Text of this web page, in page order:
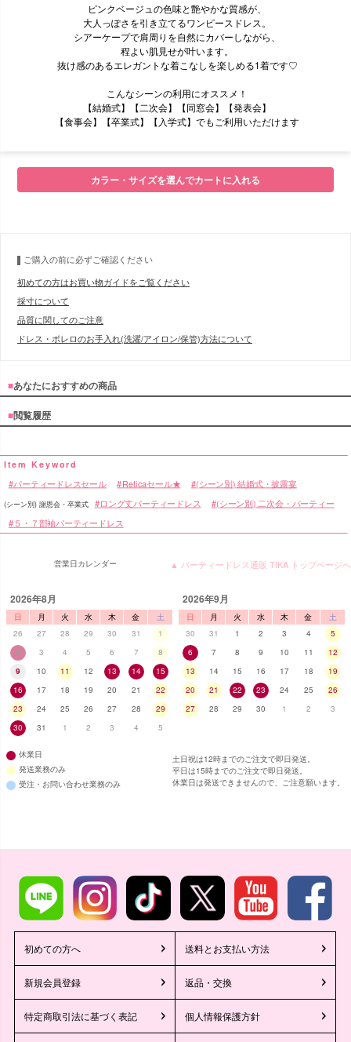
ピンクベージュの色味と艶やかな質感が、
大人っぽさを引き立てるワンピースドレス。
シアーケープで肩周りを自然にカバーしながら、
程よい肌見せが叶います。
抜け感のあるエレガントな着こなしを楽しめる1着です♡
こんなシーンの利用にオススメ！
【結婚式】【二次会】【同窓会】【発表会】
【食事会】【卒業式】【入学式】でもご利用いただけます
■サイズ表
■スペック表
カラー・サイズを選んでカートに入れる
ご購入の前に必ずご確認ください
初めての方はお買い物ガイドをご覧ください
採寸について
品質に関してのご注意
ドレス・ボレロのお手入れ(洗濯/アイロン/保管)方法について
■あなたにおすすめの商品
■閲覧履歴
パーティードレスセール Reticaセール★ (シーン別) 結婚式・披露宴
(シーン別) 謝恩会・卒業式 ロング丈パーティードレス (シーン別) 二次会・パーティー
５・７部袖パーティードレス
▲ パーティードレス通販 TIKA トップページへ
営業日カレンダー
2026年8月
日 月 火 水 木 金
土
26
27 28 29 30 31
1
2
3 4 5 6 7
8
9
10 11 12 13 14
15
16
17 18 19 20 21
22
23
24 25 26 27 28
29
30
31 1 2 3 4 5
2026年9月
日 月 火 水 木 金
土
30
31 1 2 3 4
5
6
7 8 9 10 11
12
13
14 15 16 17 18
19
20
21 22 23 24 25
26
27
28 29 30 1 2 3
休業日
発送業務のみ
受注・お問い合わせ業務のみ
土日祝は12時までのご注文で即日発送。
平日は15時までのご注文で即日発送。
休業日は発送できませんので、ご注意願います。
初めての方へ 送料とお支払い方法
新規会員登録 返品・交換
特定商取引法に基づく表記 個人情報保護方針